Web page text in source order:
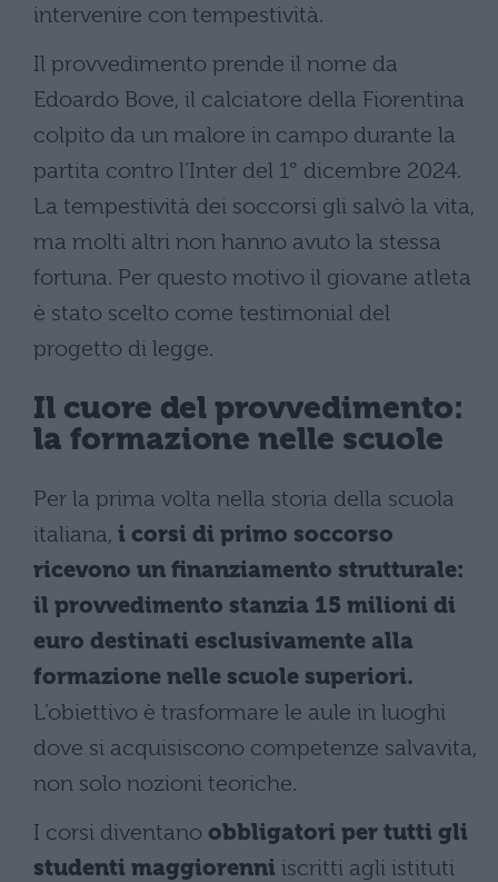
intervenire con tempestività.
Il provvedimento prende il nome da
Edoardo Bove, il calciatore della Fiorentina
colpito da un malore in campo durante la
partita contro l’Inter del 1° dicembre 2024.
La tempestività dei soccorsi gli salvò la vita,
ma molti altri non hanno avuto la stessa
fortuna. Per questo motivo il giovane atleta
è stato scelto come testimonial del
progetto di legge.
Il cuore del provvedimento:
la formazione nelle scuole
Per la prima volta nella storia della scuola
italiana, i corsi di primo soccorso
ricevono un finanziamento strutturale:
il provvedimento stanzia 15 milioni di
euro destinati esclusivamente alla
formazione nelle scuole superiori.
L’obiettivo è trasformare le aule in luoghi
dove si acquisiscono competenze salvavita,
non solo nozioni teoriche.
I corsi diventano obbligatori per tutti gli
studenti maggiorenni iscritti agli istituti